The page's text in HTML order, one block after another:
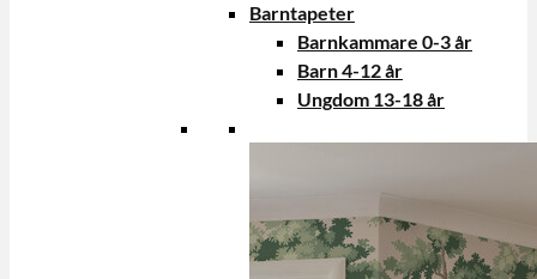
Barntapeter
Barnkammare 0-3 år
Barn 4-12 år
Ungdom 13-18 år